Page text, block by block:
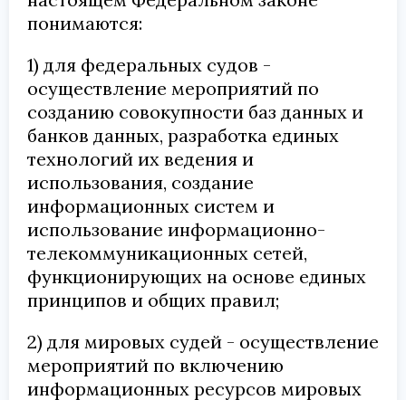
понимаются:
1) для федеральных судов -
осуществление мероприятий по
созданию совокупности баз данных и
банков данных, разработка единых
технологий их ведения и
использования, создание
информационных систем и
использование информационно-
телекоммуникационных сетей,
функционирующих на основе единых
принципов и общих правил;
2) для мировых судей - осуществление
мероприятий по включению
информационных ресурсов мировых